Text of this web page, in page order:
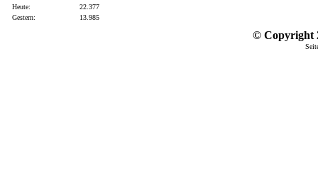
Heute:
22.377
Gestern:
13.985
© Copyright